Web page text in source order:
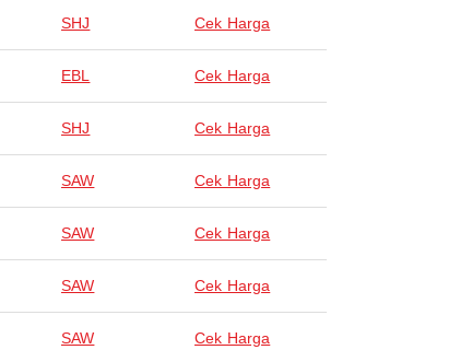
SHJ Cek Harga
EBL Cek Harga
SHJ Cek Harga
SAW Cek Harga
SAW Cek Harga
SAW Cek Harga
SAW Cek Harga